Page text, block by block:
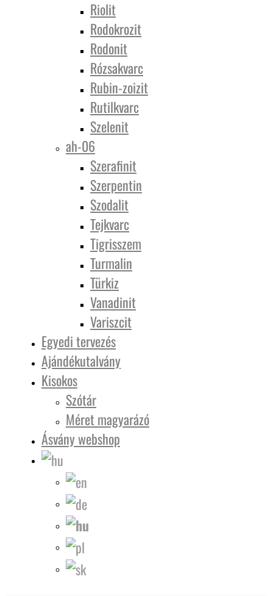
Riolit
Rodokrozit
Rodonit
Rózsakvarc
Rubin-zoizit
Rutilkvarc
Szelenit
ah-06
Szerafinit
Szerpentin
Szodalit
Tejkvarc
Tigrisszem
Turmalin
Türkiz
Vanadinit
Variszcit
Egyedi tervezés
Ajándékutalvány
Kisokos
Szótár
Méret magyarázó
Ásvány webshop